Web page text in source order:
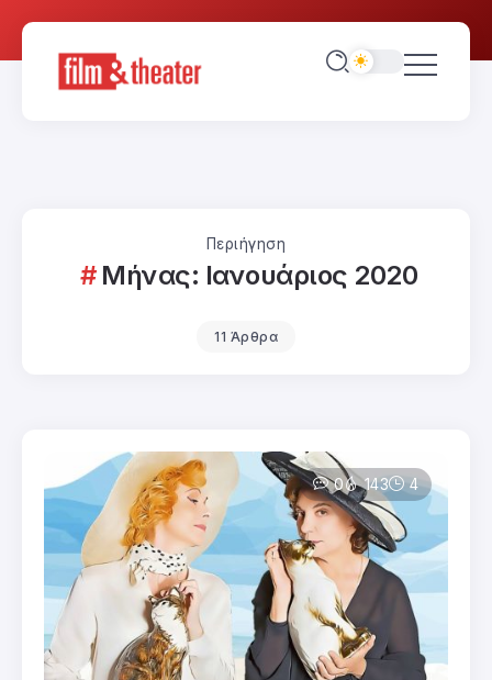
Περιήγηση
Μήνας: Ιανουάριος 2020
11 Άρθρα
0 143 4